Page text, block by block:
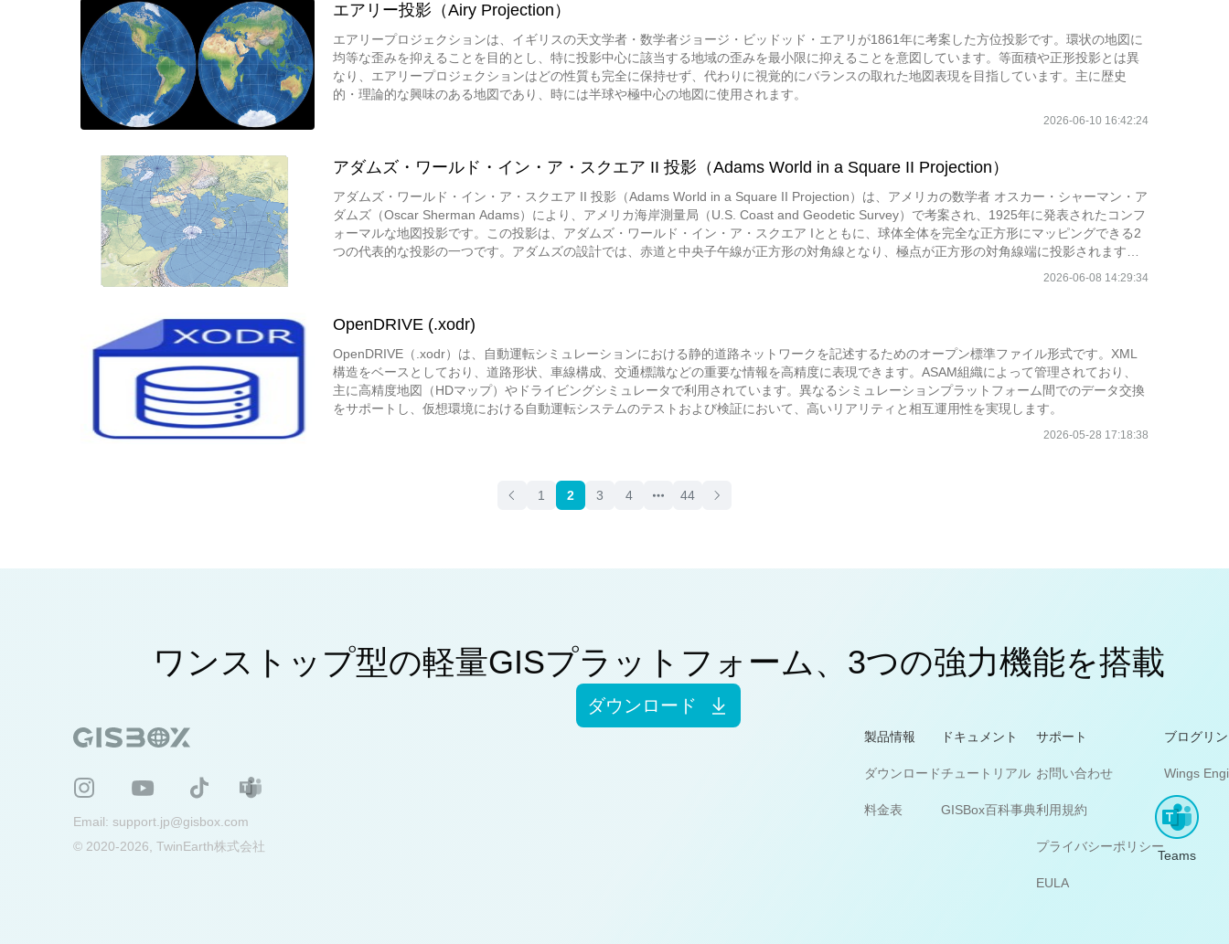
Teams
エアリー投影（Airy Projection）
エアリープロジェクションは、イギリスの天文学者・数学者ジョージ・ビッドッド・エアリが1861年に考案した方位投影です。環状の地図に
均等な歪みを抑えることを目的とし、特に投影中心に該当する地域の歪みを最小限に抑えることを意図しています。等面積や正形投影とは異
なり、エアリープロジェクションはどの性質も完全に保持せず、代わりに視覚的にバランスの取れた地図表現を目指しています。主に歴史
的・理論的な興味のある地図であり、時には半球や極中心の地図に使用されます。
2026-06-10 16:42:24
アダムズ・ワールド・イン・ア・スクエア II 投影（Adams World in a Square II Projection）
アダムズ・ワールド・イン・ア・スクエア II 投影（Adams World in a Square II Projection）は、アメリカの数学者 オスカー・シャーマン・ア
ダムズ（Oscar Sherman Adams）により、アメリカ海岸測量局（U.S. Coast and Geodetic Survey）で考案され、1925年に発表されたコンフ
ォーマルな地図投影です。この投影は、アダムズ・ワールド・イン・ア・スクエア Iとともに、球体全体を完全な正方形にマッピングできる2
つの代表的な投影の一つです。アダムズの設計では、赤道と中央子午線が正方形の対角線となり、極点が正方形の対角線端に投影されます。
2026-06-08 14:29:34
OpenDRIVE (.xodr)
OpenDRIVE（.xodr）は、自動運転シミュレーションにおける静的道路ネットワークを記述するためのオープン標準ファイル形式です。XML
構造をベースとしており、道路形状、車線構成、交通標識などの重要な情報を高精度に表現できます。ASAM組織によって管理されており、
主に高精度地図（HDマップ）やドライビングシミュレータで利用されています。異なるシミュレーションプラットフォーム間でのデータ交換
をサポートし、仮想環境における自動運転システムのテストおよび検証において、高いリアリティと相互運用性を実現します。
2026-05-28 17:18:38
1 2 3 4 44
ワンストップ型の軽量GISプラットフォーム、3つの強力機能を搭載
ダウンロード
Email: support.jp@gisbox.com
© 2020-2026, TwinEarth株式会社
製品情報
ダウンロード
料金表
ドキュメント
チュートリアル
GISBox百科事典
サポート
お問い合わせ
利用規約
プライバシーポリシー
EULA
ブログリ
Wings